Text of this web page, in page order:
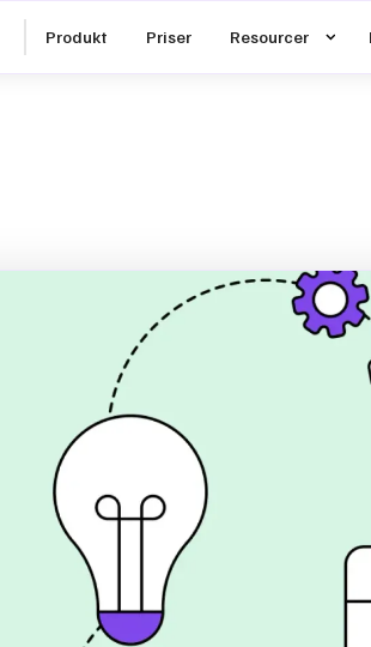
Produkt Priser Resourcer
et